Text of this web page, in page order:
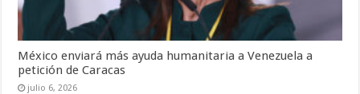
México enviará más ayuda humanitaria a Venezuela a
petición de Caracas
julio 6, 2026